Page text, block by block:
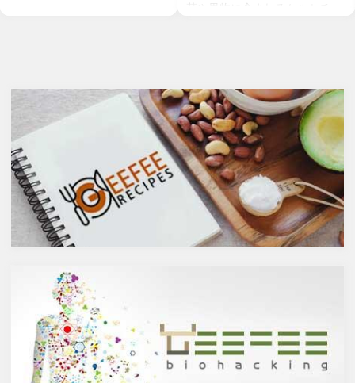
やウォッカ等の蒸留酒は、度数
も高いため健康に悪そうなイ
メージで、ワインや日本酒など
は何となくナチュラルな感じで
アルコール度数も低いのでそう
悪くもなさそうなイメージです
が、実際のところどうなので
しょうか？今回は、大きく分け
て2種類あるお酒の製造方法
（醸造酒と蒸留酒）の違いに
よって健康に対してどのような
ていきます。
醸造酒と蒸留酒の違いとは？
主にお酒は製造方法によって醸
造酒と蒸留酒の2つと、香料や
糖分、果実などを加えた混成酒
に分けられます。醸造酒は、果
実や穀物のような糖分を含んだ
原料を酵母によりアルコール発
菜や果物に含まれるケルセチ
まれるケルセチンが、血中コレ
ステロールを値を抑え心臓病の
リスクを軽減するということを
お伝えしましたが、ケルセチン
には抗菌抗ウィルス作用があり
ウイルスとの闘いを促進する可
能性があると言われています。
また、免疫力の維持に重要な働
きを持つ亜鉛との相乗効果もあ
ると考えられています。今回
は、このケルセチンの健康効果
ない植物化合物であるケルセチ
ンは、ブドウやリンゴなどの果
物や、ブロッコリやトマト、タ
マネギなどの野菜、お蕎麦にも